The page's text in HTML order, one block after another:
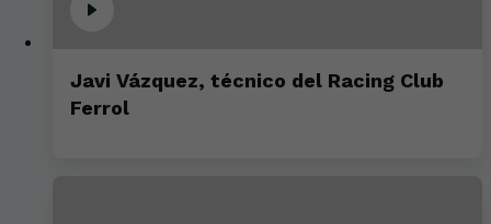
Javi Vázquez, técnico del Racing Club
Ferrol